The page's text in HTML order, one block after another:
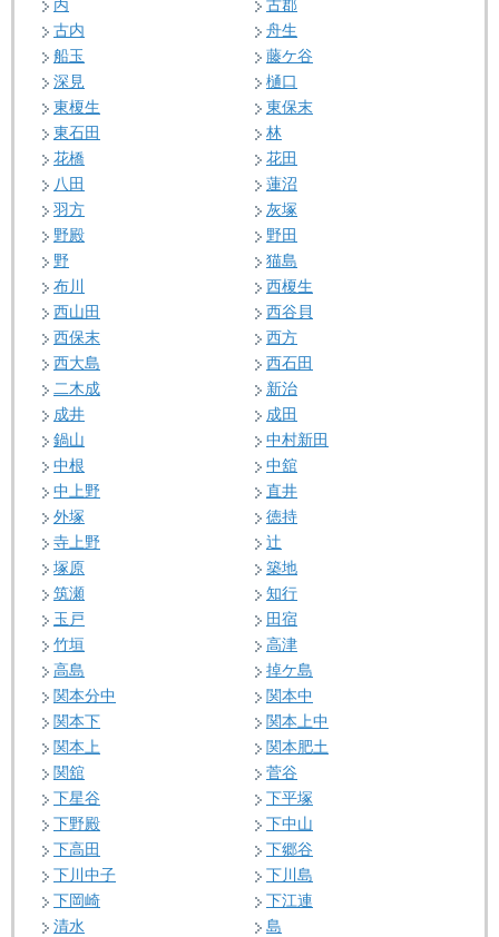
丙
古郡
古内
舟生
船玉
藤ケ谷
深見
樋口
東榎生
東保末
東石田
林
花橋
花田
八田
蓮沼
羽方
灰塚
野殿
野田
野
猫島
布川
西榎生
西山田
西谷貝
西保末
西方
西大島
西石田
二木成
新治
成井
成田
鍋山
中村新田
中根
中舘
中上野
直井
外塚
徳持
寺上野
辻
塚原
築地
筑瀬
知行
玉戸
田宿
竹垣
高津
高島
掉ケ島
関本分中
関本中
関本下
関本上中
関本上
関本肥土
関舘
菅谷
下星谷
下平塚
下野殿
下中山
下高田
下郷谷
下川中子
下川島
下岡崎
下江連
清水
島